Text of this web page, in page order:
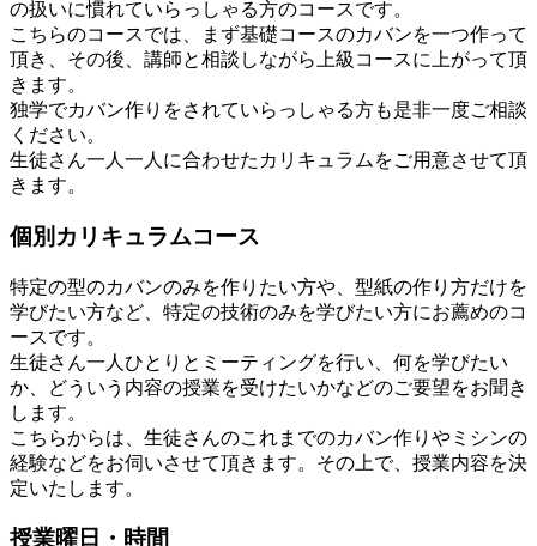
の扱いに慣れていらっしゃる方のコースです。
こちらのコースでは、まず基礎コースのカバンを一つ作って
頂き、その後、講師と相談しながら上級コースに上がって頂
きます。
独学でカバン作りをされていらっしゃる方も是非一度ご相談
ください。
生徒さん一人一人に合わせたカリキュラムをご用意させて頂
きます。
個別カリキュラムコース
特定の型のカバンのみを作りたい方や、型紙の作り方だけを
学びたい方など、特定の技術のみを学びたい方にお薦めのコ
ースです。
生徒さん一人ひとりとミーティングを行い、何を学びたい
か、どういう内容の授業を受けたいかなどのご要望をお聞き
します。
こちらからは、生徒さんのこれまでのカバン作りやミシンの
経験などをお伺いさせて頂きます。その上で、授業内容を決
定いたします。
授業曜日・時間